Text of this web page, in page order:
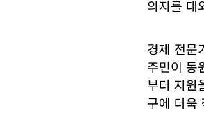
의지를 대
경제 전문
주민이 동
부터 지원
구에 더욱